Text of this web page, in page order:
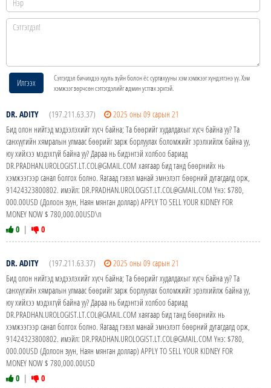
Илгээх
Сэтгэгдэл бичихдээ хууль зүйн болон ёс суртахууны хэм хэмжээг хүндэтгэнэ үү. Хэм
хэмжээг зөрчсөн сэтгэгдэлийг админ устгах эрхтэй.
DR. ADITY (197.211.63.37)
2025 оны 09 сарын 21
Бид олон нийтэд мэдээлэхийг хүсч байна; Та бөөрийг худалдахыг хүсч байна уу? Та
санхүүгийн хямралын улмаас бөөрийг зарж борлуулах боломжийг эрэлхийлж байна уу,
юу хийхээ мэдэхгүй байна уу? Дараа нь бидэнтэй холбоо бариад
DR.PRADHAN.UROLOGIST.LT.COL@GMAIL.COM хаягаар бид танд бөөрнийх нь
хэмжээгээр санал болгох болно. Яагаад гэвэл манай эмнэлэгт бөөрний дутагдалд орж,
91424323800802. имэйл: DR.PRADHAN.UROLOGIST.LT.COL@GMAIL.COM Yнэ: $780,
000.00USD (Долоон зуун, Наян мянган доллар) APPLY TO SELL YOUR KIDNEY FOR
MONEY NOW $ 780,000.00USD\n
0 | 0
DR. ADITY (197.211.63.37)
2025 оны 09 сарын 21
Бид олон нийтэд мэдээлэхийг хүсч байна; Та бөөрийг худалдахыг хүсч байна уу? Та
санхүүгийн хямралын улмаас бөөрийг зарж борлуулах боломжийг эрэлхийлж байна уу,
юу хийхээ мэдэхгүй байна уу? Дараа нь бидэнтэй холбоо бариад
DR.PRADHAN.UROLOGIST.LT.COL@GMAIL.COM хаягаар бид танд бөөрнийх нь
хэмжээгээр санал болгох болно. Яагаад гэвэл манай эмнэлэгт бөөрний дутагдалд орж,
91424323800802. имэйл: DR.PRADHAN.UROLOGIST.LT.COL@GMAIL.COM Yнэ: $780,
000.00USD (Долоон зуун, Наян мянган доллар) APPLY TO SELL YOUR KIDNEY FOR
MONEY NOW $ 780,000.00USD
0 | 0